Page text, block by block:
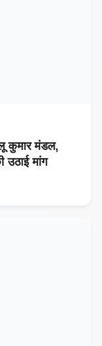
कुमार मंडल,
उठाई मांग